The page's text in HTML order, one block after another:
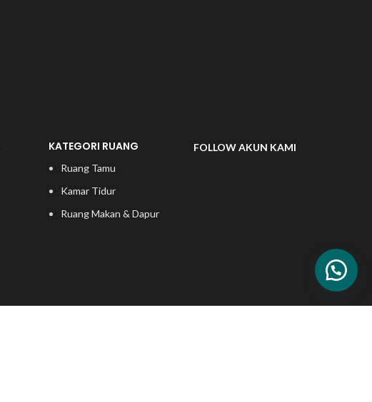
KATEGORI RUANG
Ruang Tamu
Kamar Tidur
Ruang Makan & Dapur
FOLLOW AKUN KAMI